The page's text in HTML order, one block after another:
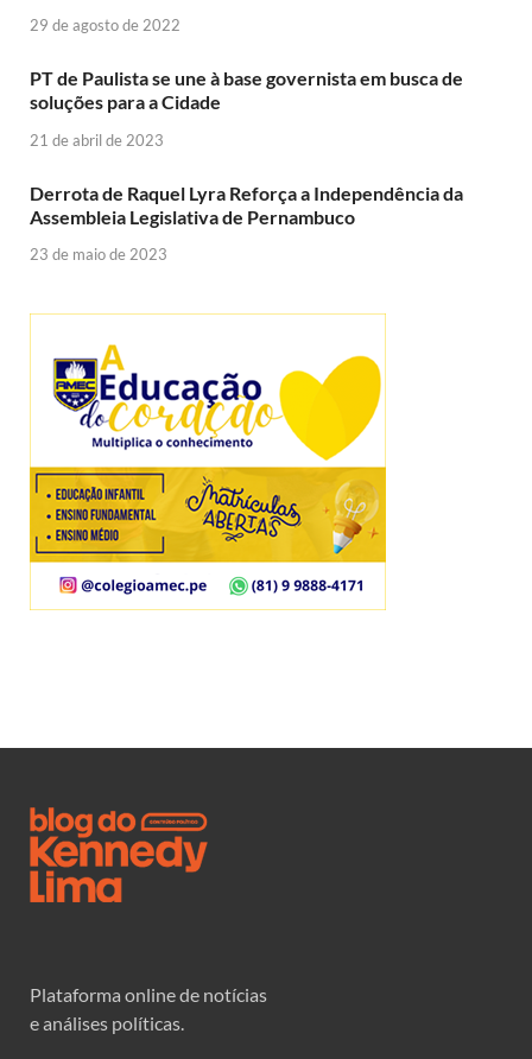
29 de agosto de 2022
PT de Paulista se une à base governista em busca de
soluções para a Cidade
21 de abril de 2023
Derrota de Raquel Lyra Reforça a Independência da
Assembleia Legislativa de Pernambuco
23 de maio de 2023
Plataforma online de notícias
e análises políticas.